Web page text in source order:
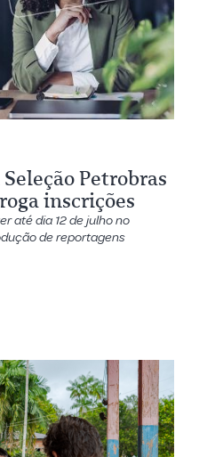
Petrobras
inscrições
até dia 12 de julho no
de reportagens